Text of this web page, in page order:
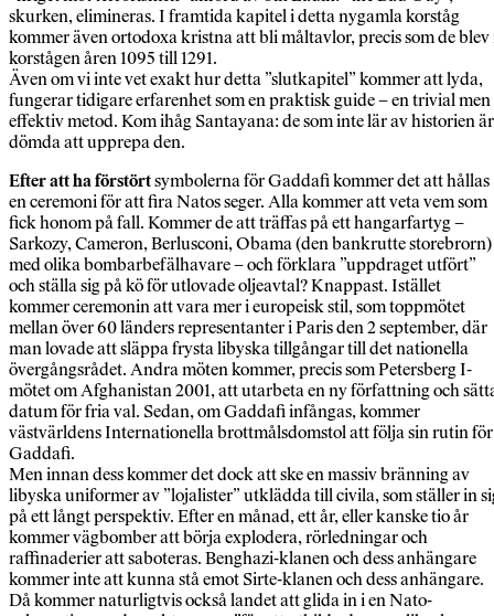
skurken, elimineras. I framtida kapitel i detta nygamla korståg
kommer även ortodoxa kristna att bli måltavlor, precis som de blev
korstågen åren 1095 till 1291.
Även om vi inte vet exakt hur detta ”slutkapitel” kommer att lyda,
fungerar tidigare erfarenhet som en praktisk guide – en trivial men
effektiv metod. Kom ihåg Santayana: de som inte lär av historien är
dömda att upprepa den.
Efter att ha förstörtsymbolerna för Gaddafi kommer det att hållas
en ceremoni för att fira Natos seger. Alla kommer att veta vem som
fick honom på fall. Kommer de att träffas på ett hangarfartyg –
Sarkozy, Cameron, Berlusconi, Obama (den bankrutte storebrorn)
med olika bombarbefälhavare – och förklara ”uppdraget utfört”
och ställa sig på kö för utlovade oljeavtal? Knappast. Istället
kommer ceremonin att vara mer i europeisk stil, som toppmötet
mellan över 60 länders representanter i Paris den 2 september, där
man lovade att släppa frysta libyska tillgångar till det nationella
övergångsrådet. Andra möten kommer, precis som Petersberg I-
mötet om Afghanistan 2001, att utarbeta en ny författning och
datum för fria val. Sedan, om Gaddafi infångas, kommer
västvärldens Internationella brottmålsdomstol att följa sin rutin för
Gaddafi.
Men innan dess kommer det dock att ske en massiv bränning av
libyska uniformer av ”lojalister” utklädda till civila, som ställer in
på ett långt perspektiv. Efter en månad, ett år, eller kanske tio år
kommer vägbomber att börja explodera, rörledningar och
raffinaderier att saboteras. Benghazi-klanen och dess anhängare
kommer inte att kunna stå emot Sirte-klanen och dess anhängare.
Då kommer naturligtvis också landet att glida in i en Nato-